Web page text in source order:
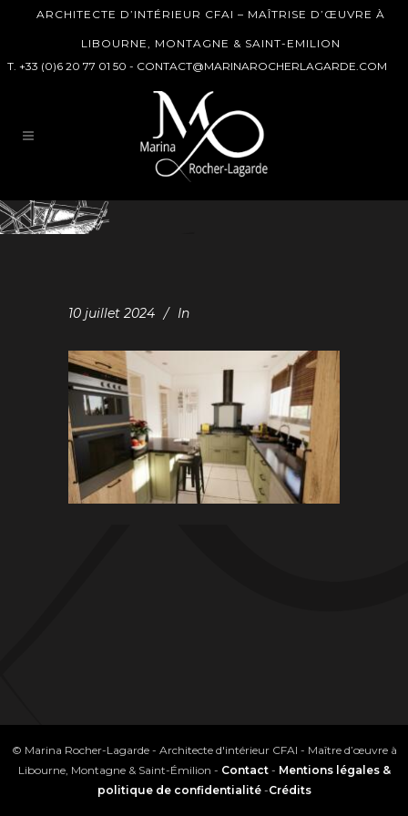
ARCHITECTE D’INTÉRIEUR CFAI – MAÎTRISE D’ŒUVRE À
LIBOURNE, MONTAGNE & SAINT-EMILION
T. +33 (0)6 20 77 01 50 - CONTACT@MARINAROCHERLAGARDE.COM
10 juillet 2024 In
© Marina Rocher-Lagarde - Architecte d'intérieur CFAI - Maître d’œuvre à
Libourne, Montagne & Saint-Émilion - Contact- Mentions légales &
politique de confidentialité-Crédits